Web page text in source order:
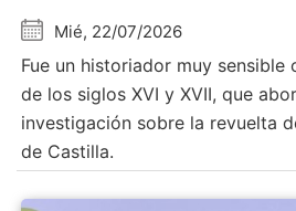
Mié, 22/07/2026
Fue un historiador muy sensible
de los siglos XVI y XVII, que
investigación sobre la revuelta
de Castilla.